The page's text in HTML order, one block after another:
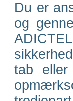
Du er
og
tab